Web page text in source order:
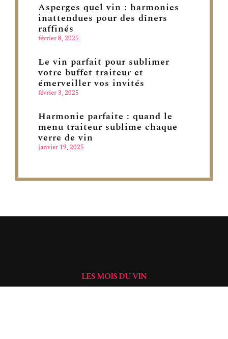
Asperges quel vin : harmonies
inattendues pour des dîners
raffinés
février 8, 2025
Le vin parfait pour sublimer
votre buffet traiteur et
émerveiller vos invités
février 3, 2025
Harmonie parfaite : quand le
menu traiteur sublime chaque
verre de vin
janvier 19, 2025
LES MOIS DU VIN